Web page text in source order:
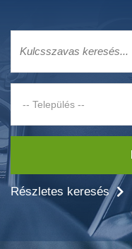
Részletes keresés